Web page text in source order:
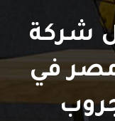
شركة
في